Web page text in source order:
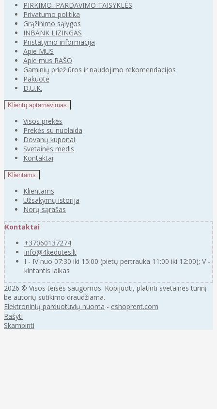
PIRKIMO–PARDAVIMO TAISYKLĖS
Privatumo politika
Grąžinimo sąlygos
INBANK LIZINGAS
Pristatymo informacija
Apie MUS
Apie mus RAŠO
Gaminių priežiūros ir naudojimo rekomendacijos
Pakuotė
D.U.K.
Klientų aptarnavimas
Visos prekės
Prekės su nuolaida
Dovanų kuponai
Svetainės medis
Kontaktai
Klientams
Klientams
Užsakymų istorija
Norų sąrašas
Kontaktai
+37060137274
info@4kedutes.lt
I - IV nuo 07:30 iki 15:00 (pietų pertrauka 11:00 iki 12:00); V -
kintantis laikas
2026 © Visos teisės saugomos. Kopijuoti, platinti svetainės turinį
be autorių sutikimo draudžiama.
Elektroninių parduotuvių nuoma - eshoprent.com
Rašyti
Skambinti